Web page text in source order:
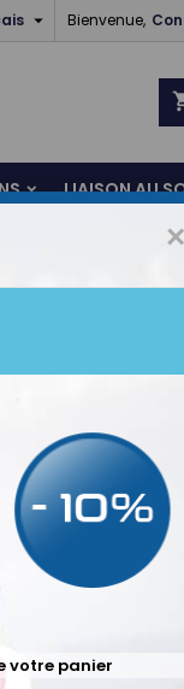
Bienvenue,

LIAISON AU
vos
dans la case
voulues:
de trous:
voiture:
du moyeu:
A 6x13 ”est
en alliage
×
votre panier